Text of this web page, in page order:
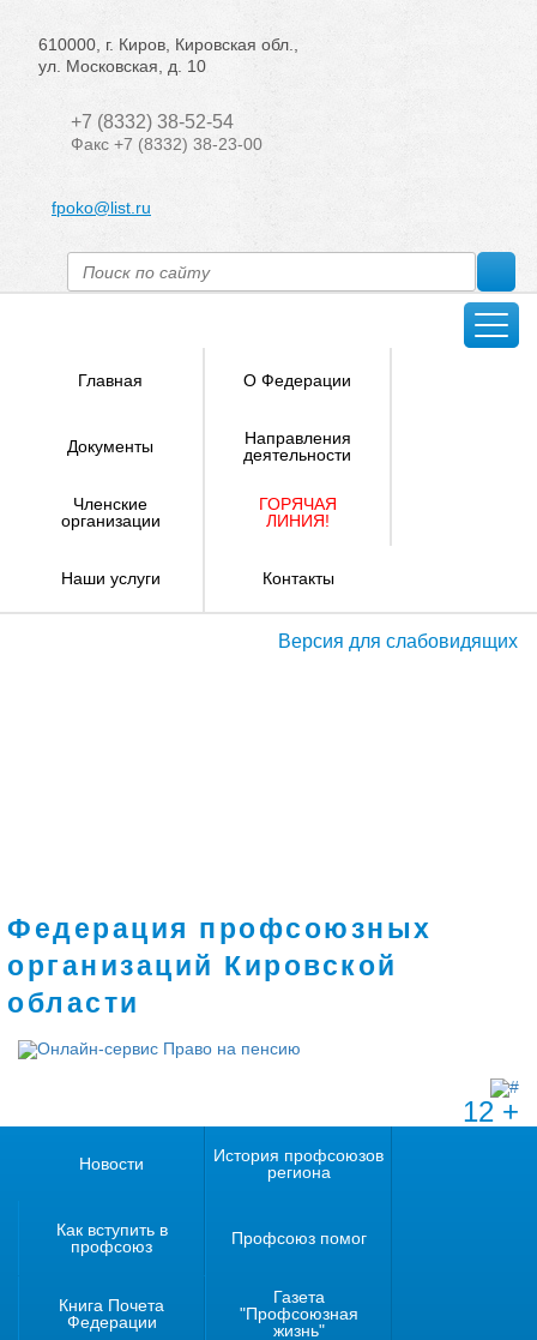
610000, г. Киров, Кировская обл.,
ул. Московская, д. 10
+7 (8332) 38-52-54
Факс +7 (8332) 38-23-00
fpoko@list.ru
Главная О Федерации
Документы
Направления
деятельности
Членские
организации
ГОРЯЧАЯ
ЛИНИЯ!
Наши услуги Контакты
Версия для слабовидящих
Федерация профсоюзных
организаций Кировской
области
12 +
Новости
История профсоюзов
региона
Как вступить в
профсоюз
Профсоюз помог
Книга Почета
Федерации
Газета
"Профсоюзная
жизнь"